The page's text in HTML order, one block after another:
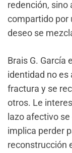
redención, sino
compartido por
deseo se
Brais G. García
identidad no es
fractura y se
otros. Le
lazo afectivo
implica perder
reconstrucción